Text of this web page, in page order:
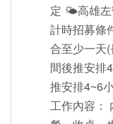
定 🌤️高雄
計時招募條
合至少一天
間後推安排
推安排4~6
工作內容：